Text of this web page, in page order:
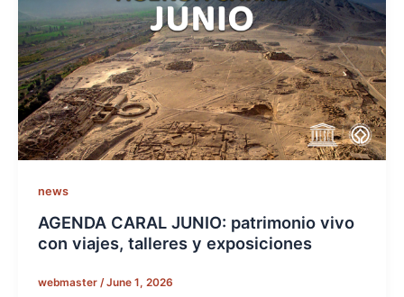
news
AGENDA CARAL JUNIO: patrimonio vivo
con viajes, talleres y exposiciones
webmaster /June 1, 2026